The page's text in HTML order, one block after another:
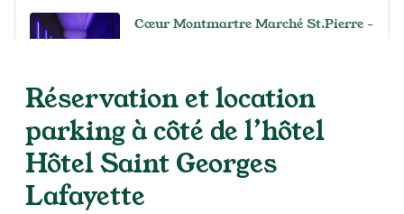
Cœur Montmartre Marché St.Pierre -
4,6(179 avis)
36 €/jour,170 €/semaine(tarifs dégressifs)
Réserver
+ Abonnements disponibles
Réservation et location
parking à côté de l’hôtel
Hôtel Saint Georges
Lafayette